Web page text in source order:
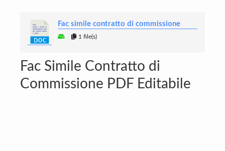
Fac simile contratto di commissione
1 file(s)
Fac Simile Contratto di
Commissione PDF Editabile